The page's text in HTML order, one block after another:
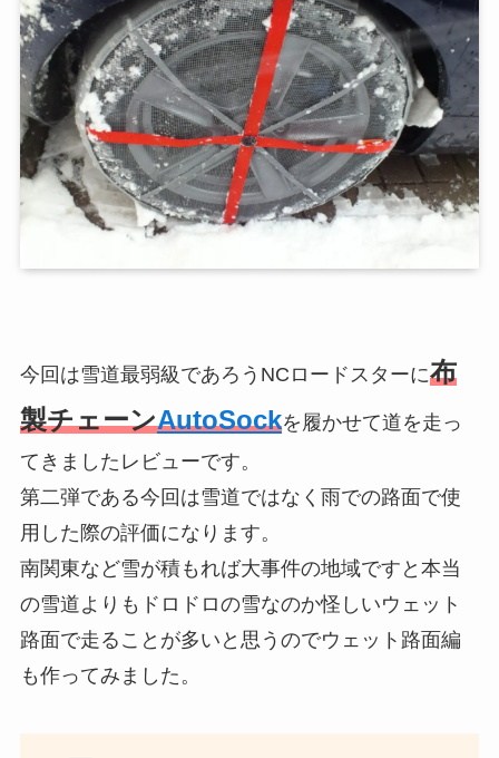
今回は雪道最弱級であろうNCロードスターに布
製チェーンAutoSockを履かせて道を走っ
てきましたレビューです。
第二弾である今回は雪道ではなく雨での路面で使
用した際の評価になります。
南関東など雪が積もれば大事件の地域ですと本当
の雪道よりもドロドロの雪なのか怪しいウェット
路面で走ることが多いと思うのでウェット路面編
も作ってみました。